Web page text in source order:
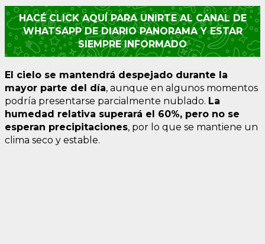
HACÉ CLICK AQUÍ PARA UNIRTE AL CANAL DE
WHATSAPP DE DIARIO PANORAMA Y ESTAR
SIEMPRE INFORMADO
El cielo se mantendrá despejado durante la
mayor parte del día, aunque en algunos momentos
podría presentarse parcialmente nublado. La
humedad relativa superará el 60%, pero no se
esperan precipitaciones, por lo que se mantiene un
clima seco y estable.